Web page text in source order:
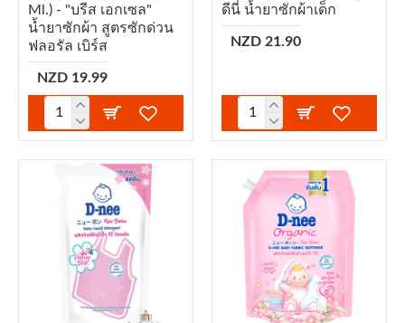
Ml.) - "บรีส เอกเซล"
น้ำยาซักผ้า สูตรซักด่วน
ฟลอรัล เบิร์ส
NZD 19.99
ดีนี่ น้ำยาซักผ้าเด็ก
NZD 21.90